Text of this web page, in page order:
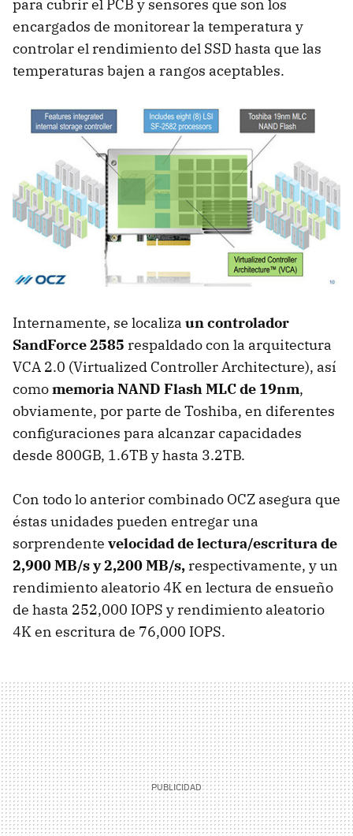
para cubrir el PCB y sensores que son los
encargados de monitorear la temperatura y
controlar el rendimiento del SSD hasta que las
temperaturas bajen a rangos aceptables.
Internamente, se localiza un controlador
SandForce 2585 respaldado con la arquitectura
VCA 2.0 (Virtualized Controller Architecture), así
comomemoria NAND Flash MLC de 19nm,
obviamente, por parte de Toshiba, en diferentes
configuraciones para alcanzar capacidades
desde 800GB, 1.6TB y hasta 3.2TB.
Con todo lo anterior combinado OCZ asegura que
éstas unidades pueden entregar una
sorprendente velocidad de lectura/escritura de
2,900 MB/s y 2,200 MB/s, respectivamente, y un
rendimiento aleatorio 4K en lectura de ensueño
de hasta 252,000 IOPS y rendimiento aleatorio
4K en escritura de 76,000 IOPS.